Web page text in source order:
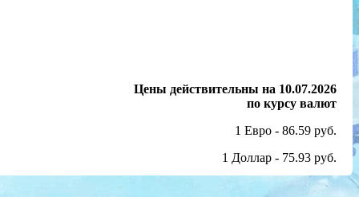
Цены действительны на 10.07.2026
по курсу валют
1 Евро - 86.59 руб.
1 Доллар - 75.93 руб.